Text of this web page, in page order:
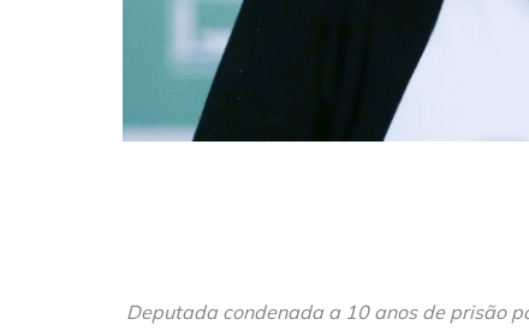
Deputada condenada a 10 anos de prisão